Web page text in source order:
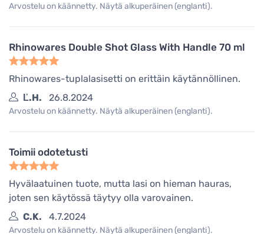
Arvostelu on käännetty. Näytä alkuperäinen (englanti).
Rhinowares Double Shot Glass With Handle 70 ml
Rhinowares-tuplalasisetti on erittäin käytännöllinen.
Ľ.H.
26.8.2024
Arvostelu on käännetty. Näytä alkuperäinen (englanti).
Toimii odotetusti
Hyvälaatuinen tuote, mutta lasi on hieman hauras,
joten sen käytössä täytyy olla varovainen.
C.K.
4.7.2024
Arvostelu on käännetty. Näytä alkuperäinen (englanti).